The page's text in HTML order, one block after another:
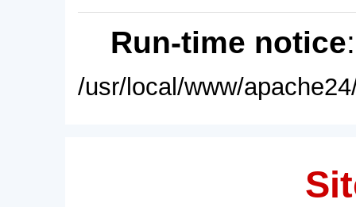
Run-time notice
/usr/local/www/